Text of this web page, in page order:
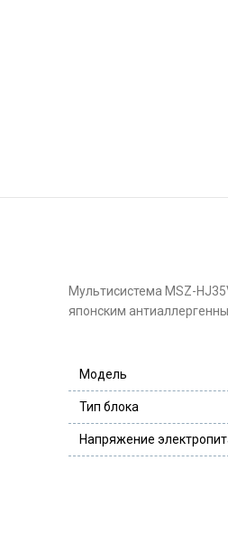
Мультисистема MSZ-
японским
Модель
Тип блока
Напряжение